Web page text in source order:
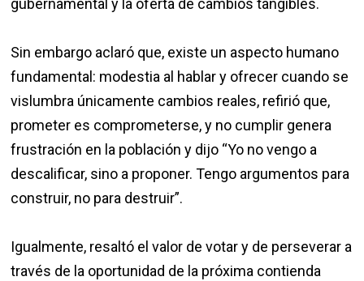
gubernamental y la oferta de cambios tangibles.
Sin embargo aclaró que, existe un aspecto humano
fundamental: modestia al hablar y ofrecer cuando se
vislumbra únicamente cambios reales, refirió que,
prometer es comprometerse, y no cumplir genera
frustración en la población y dijo “Yo no vengo a
descalificar, sino a proponer. Tengo argumentos para
construir, no para destruir”.
Igualmente, resaltó el valor de votar y de perseverar a
través de la oportunidad de la próxima contienda